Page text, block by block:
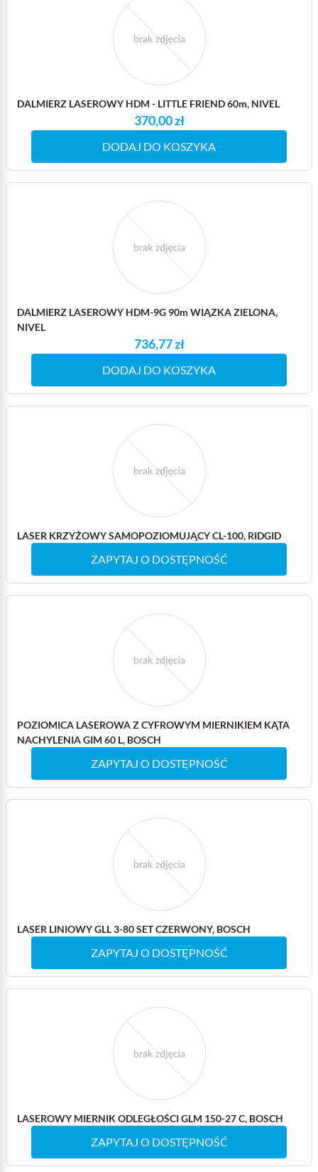
DALMIERZ LASEROWY HDM - LITTLE FRIEND 60m, NIVEL
370,00 zł
DODAJ DO KOSZYKA
DALMIERZ LASEROWY HDM-9G 90m WIĄZKA ZIELONA,
NIVEL
736,77 zł
DODAJ DO KOSZYKA
LASER KRZYŻOWY SAMOPOZIOMUJĄCY CL-100, RIDGID
ZAPYTAJ O DOSTĘPNOŚĆ
POZIOMICA LASEROWA Z CYFROWYM MIERNIKIEM KĄTA
NACHYLENIA GIM 60 L, BOSCH
ZAPYTAJ O DOSTĘPNOŚĆ
LASER LINIOWY GLL 3-80 SET CZERWONY, BOSCH
ZAPYTAJ O DOSTĘPNOŚĆ
LASEROWY MIERNIK ODLEGŁOŚCI GLM 150-27 C, BOSCH
ZAPYTAJ O DOSTĘPNOŚĆ